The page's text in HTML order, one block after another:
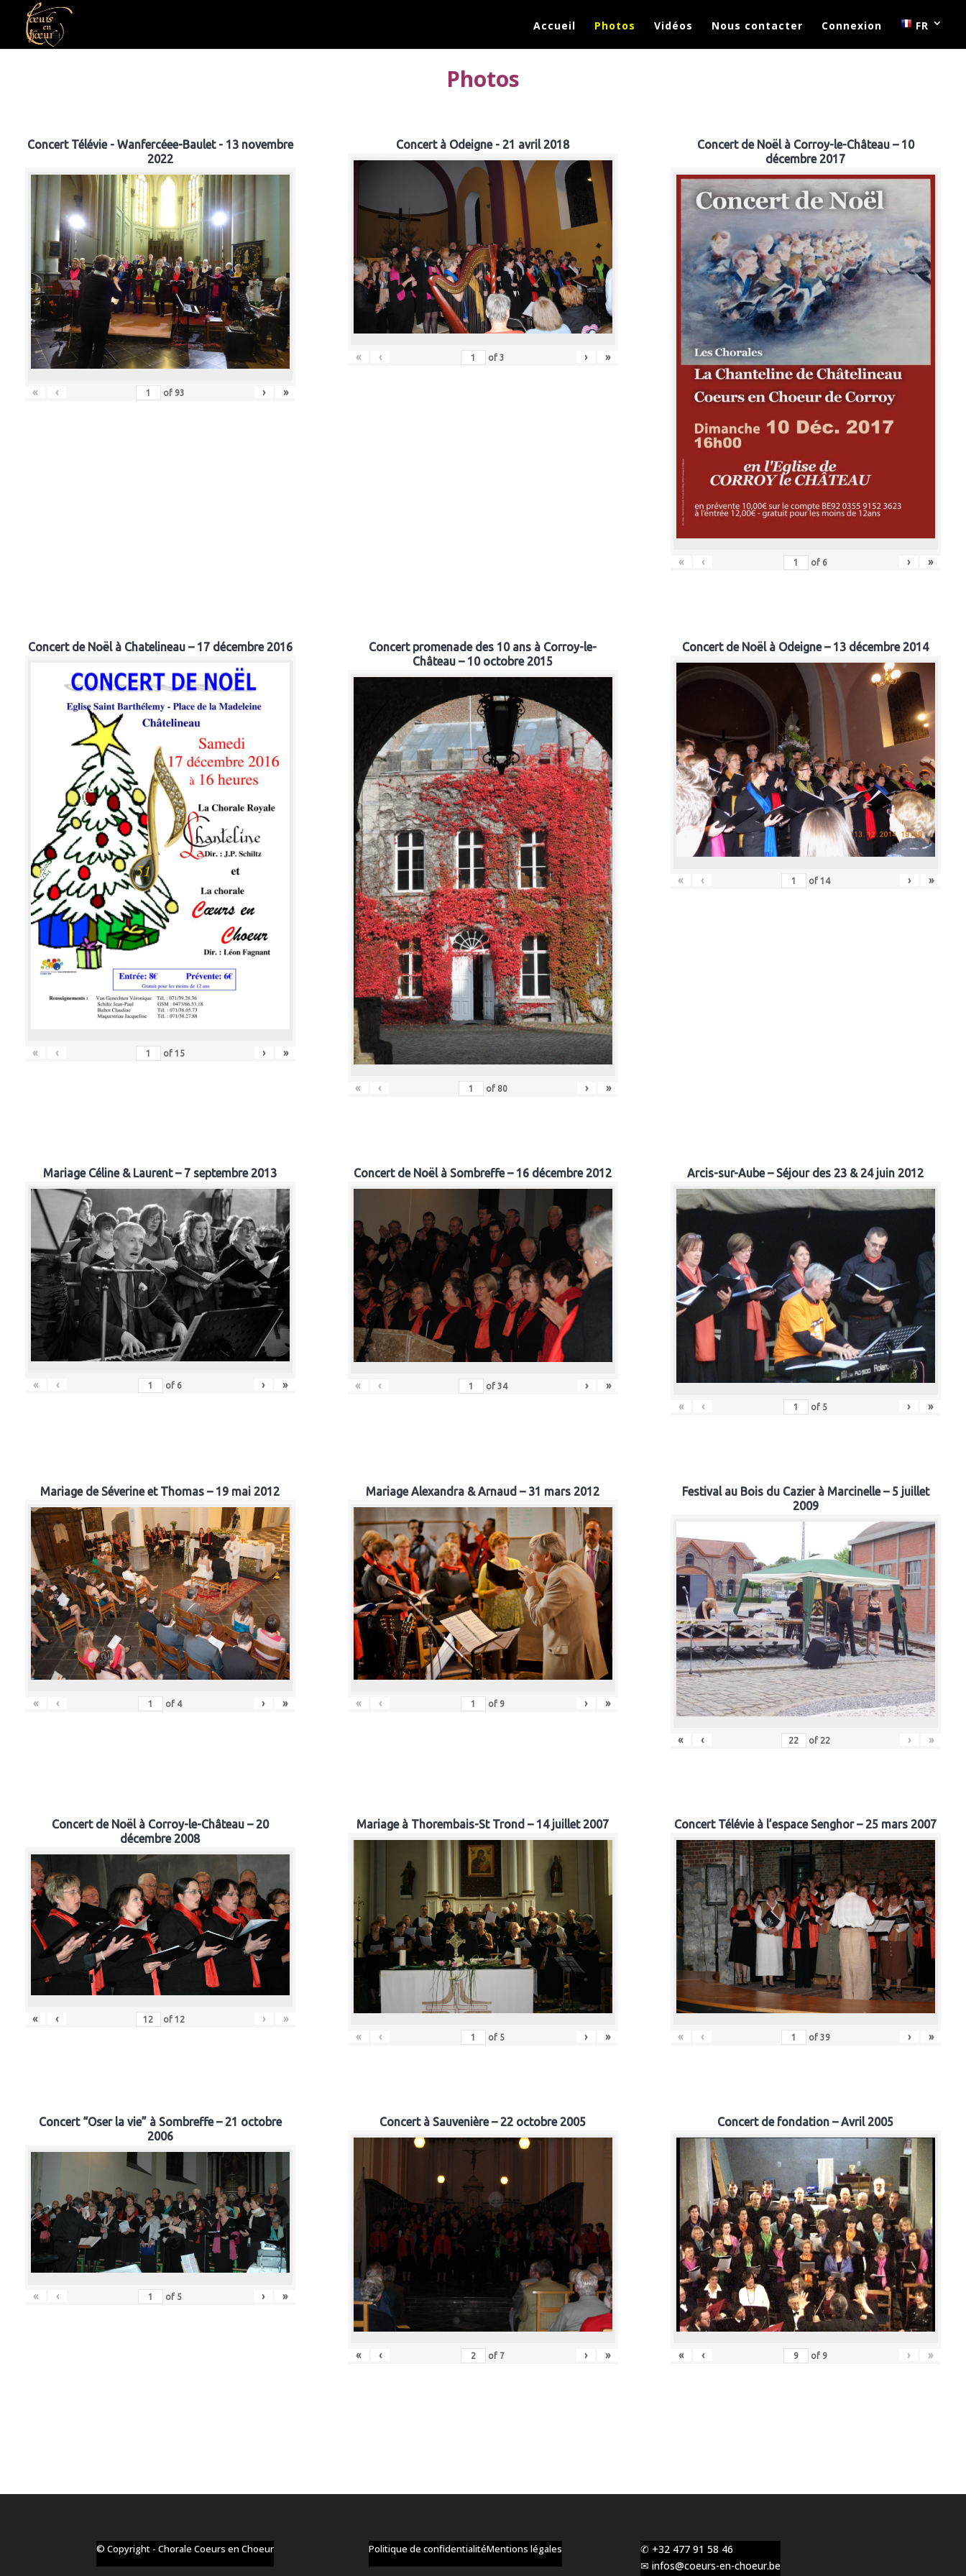
Accueil Photos Vidéos Nous contacter Connexion FR
Photos
Concert Télévie - Wanfercéee-Baulet - 13 novembre
2022
« ‹ of 93 › »
Concert à Odeigne - 21 avril 2018
« ‹ of3 › »
Concert de Noël à Corroy-le-Château – 10
décembre 2017
« ‹ of 6 › »
Concert de Noël à Chatelineau – 17 décembre 2016
« ‹ of 15 › »
Concert promenade des 10 ans à Corroy-le-
Château – 10 octobre 2015
« ‹ of 80 › »
Concert de Noël à Odeigne – 13 décembre 2014
« ‹ of 14 › »
Mariage Céline & Laurent – 7 septembre 2013
« ‹ of 6 › »
Concert de Noël à Sombreffe – 16 décembre 2012
« ‹ of 34 › »
Arcis-sur-Aube – Séjour des 23 & 24 juin 2012
« ‹ of 5 › »
Mariage de Séverine et Thomas – 19 mai 2012
« ‹ of 4 › »
Mariage Alexandra & Arnaud – 31 mars 2012
« ‹ of 9 › »
Festival au Bois du Cazier à Marcinelle – 5 juillet
2009
« ‹ of 22 › »
Concert de Noël à Corroy-le-Château – 20
décembre 2008
« ‹ of 12 › »
Mariage à Thorembais-St Trond – 14 juillet 2007
« ‹ of 5 › »
Concert Télévie à l’espace Senghor – 25 mars 2007
« ‹ of 39 › »
Concert “Oser la vie” à Sombreffe – 21 octobre
2006
« ‹ of 5 › »
Concert à Sauvenière – 22 octobre 2005
« ‹ of 7 › »
Concert de fondation – Avril 2005
« ‹ of 9 › »
© Copyright - Chorale Coeurs en Choeur Politique de confidentialitéMentions légales
✆ +32 477 91 58 46
✉ infos@coeurs-en-choeur.be